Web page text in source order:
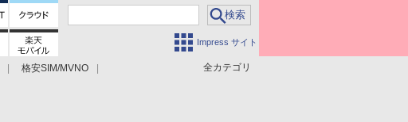
Impress サイト
全カテゴリ
格安SIM/MVNO